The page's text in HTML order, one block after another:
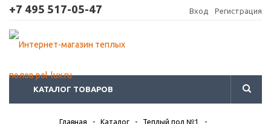
+7 495 517-05-47 Вход Регистрация
КАТАЛОГ ТОВАРОВ
Главная - Каталог - Теплый пол №1
-